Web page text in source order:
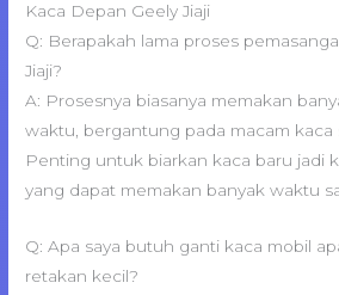
Kaca Depan Geely Jiaji
Q: Berapakah lama proses
Jiaji?
A: Prosesnya biasanya memakan
waktu, bergantung pada macam kaca
Penting untuk biarkan kaca baru jadi
yang dapat memakan banyak waktu
Q: Apa saya butuh ganti kaca mobil
retakan kecil?